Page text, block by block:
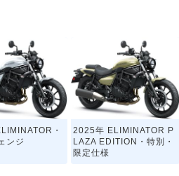
・
ンジ
2025年 ELIMINATOR P
LAZA EDITION・特別・
限定仕様